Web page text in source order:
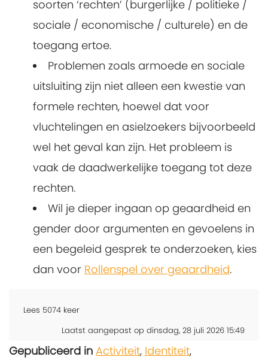
soorten ‘rechten’ (burgerlijke / politieke /
sociale / economische / culturele) en de
toegang ertoe.
Problemen zoals armoede en sociale
uitsluiting zijn niet alleen een kwestie van
formele rechten, hoewel dat voor
vluchtelingen en asielzoekers bijvoorbeeld
wel het geval kan zijn. Het probleem is
vaak de daadwerkelijke toegang tot deze
rechten.
Wil je dieper ingaan op geaardheid en
gender door argumenten en gevoelens in
een begeleid gesprek te onderzoeken, kies
dan voor Rollenspel over geaardheid.
Lees 5074 keer
Laatst aangepast op dinsdag, 28 juli 2026 15:49
Gepubliceerd in Activiteit, Identiteit,